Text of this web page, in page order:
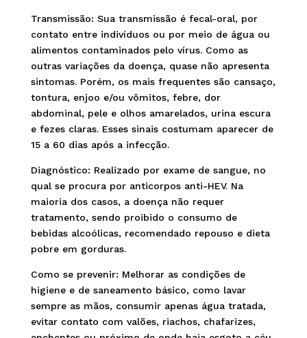
Transmissão: Sua transmissão é fecal-oral, por
contato entre indivíduos ou por meio de água ou
alimentos contaminados pelo vírus. Como as
outras variações da doença, quase não apresenta
sintomas. Porém, os mais frequentes são cansaço,
tontura, enjoo e/ou vômitos, febre, dor
abdominal, pele e olhos amarelados, urina escura
e fezes claras. Esses sinais costumam aparecer de
15 a 60 dias após a infecção.
Diagnóstico: Realizado por exame de sangue, no
qual se procura por anticorpos anti-HEV. Na
maioria dos casos, a doença não requer
tratamento, sendo proibido o consumo de
bebidas alcoólicas, recomendado repouso e dieta
pobre em gorduras.
Como se prevenir: Melhorar as condições de
higiene e de saneamento básico, como lavar
sempre as mãos, consumir apenas água tratada,
evitar contato com valões, riachos, chafarizes,